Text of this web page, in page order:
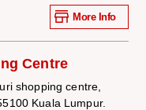
More Info
Centre
shopping centre,
Kuala Lumpur.